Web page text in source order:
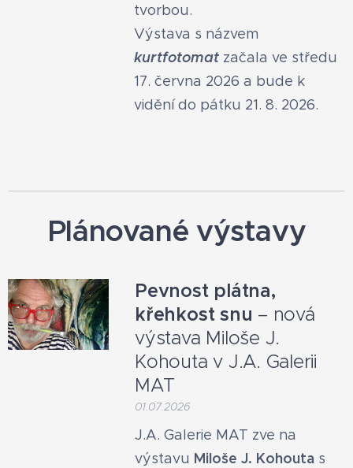
tvorbou.
Výstava s názvem
kurtfotomat začala ve středu
17. června 2026 a bude k
vidění do pátku 21. 8. 2026.
Plánované výstavy
Pevnost plátna,
křehkost snu – nová
výstava Miloše J.
Kohouta v J.A. Galerii
MAT
01.07.2026
J.A. Galerie MAT zve na
výstavu Miloše J. Kohouta s